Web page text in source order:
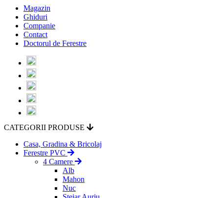
Magazin
Ghiduri
Companie
Contact
Doctorul de Ferestre
CATEGORII PRODUSE
Casa, Gradina & Bricolaj
Ferestre PVC
4 Camere
Alb
Mahon
Nuc